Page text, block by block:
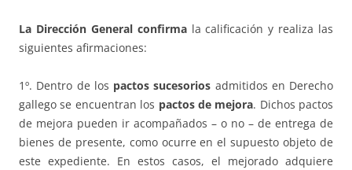
La Dirección General confirma la calificación y realiza las
siguientes afirmaciones:
1º. Dentro de los pactos sucesorios admitidos en Derecho
gallego se encuentran los pactos de mejora. Dichos pactos
de mejora pueden ir acompañados – o no – de entrega de
bienes de presente, como ocurre en el supuesto objeto de
este expediente. En estos casos, el mejorado adquiere